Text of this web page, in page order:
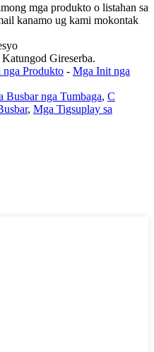
mga produkto o listahan sa
kanamo ug kami mokontak
Gireserba.
Produkto - Mga Init nga
Busbar nga Tumbaga, C
, Mga Tigsuplay sa